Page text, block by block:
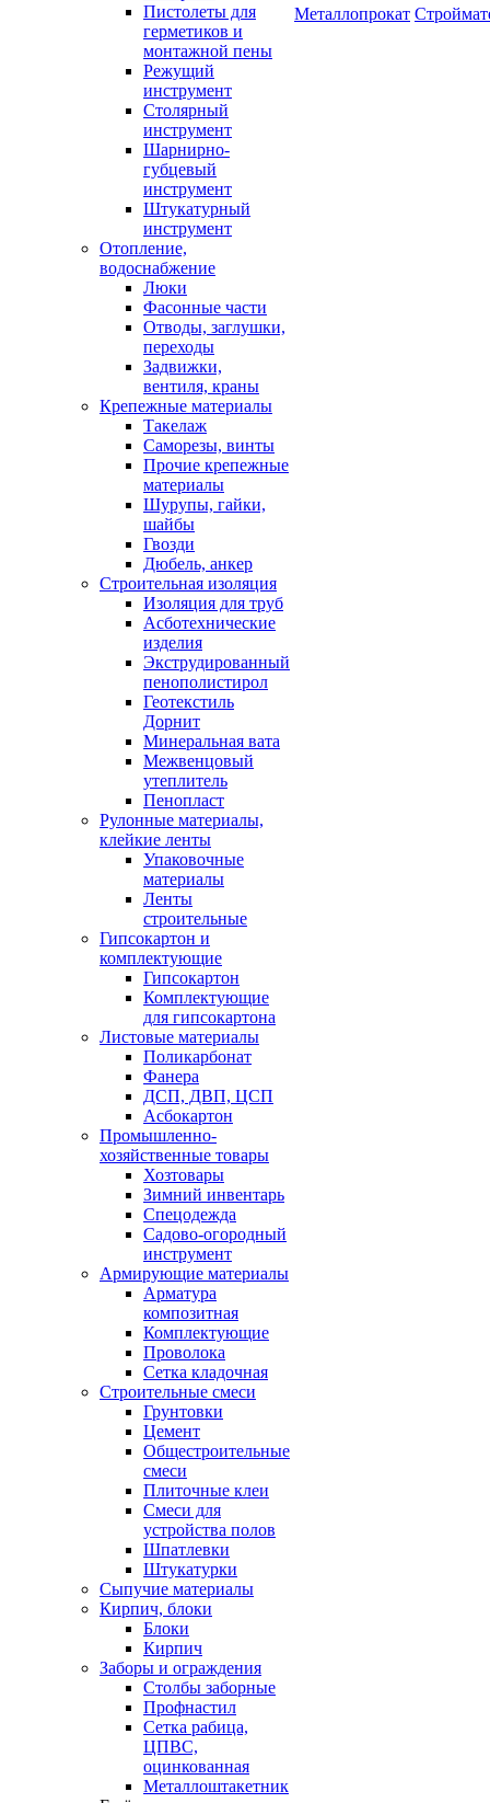
Пистолеты для
герметиков и
монтажной пены
Режущий
инструмент
Столярный
инструмент
Шарнирно-
губцевый
инструмент
Штукатурный
инструмент
Отопление,
водоснабжение
Люки
Фасонные части
Отводы, заглушки,
переходы
Задвижки,
вентиля, краны
Крепежные материалы
Такелаж
Саморезы, винты
Прочие крепежные
материалы
Шурупы, гайки,
шайбы
Гвозди
Дюбель, анкер
Строительная изоляция
Изоляция для труб
Асботехнические
изделия
Экструдированный
пенополистирол
Геотекстиль
Дорнит
Минеральная вата
Межвенцовый
утеплитель
Пенопласт
Рулонные материалы,
клейкие ленты
Упаковочные
материалы
Ленты
строительные
Гипсокартон и
комплектующие
Гипсокартон
Комплектующие
для гипсокартона
Листовые материалы
Поликарбонат
Фанера
ДСП, ДВП, ЦСП
Асбокартон
Промышленно-
хозяйственные товары
Хозтовары
Зимний инвентарь
Спецодежда
Садово-огородный
инструмент
Армирующие материалы
Арматура
композитная
Комплектующие
Проволока
Сетка кладочная
Строительные смеси
Грунтовки
Цемент
Общестроительные
смеси
Плиточные клеи
Смеси для
устройства полов
Шпатлевки
Штукатурки
Сыпучие материалы
Кирпич, блоки
Блоки
Кирпич
Заборы и ограждения
Столбы заборные
Профнастил
Сетка рабица,
ЦПВС,
оцинкованная
Металлоштакетник
Металлопрокат